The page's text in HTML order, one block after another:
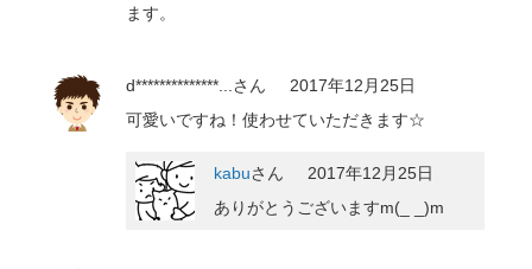
ます。
d**************...さん
2017年12月25日
可愛いですね！使わせていただきます☆
kabuさん
2017年12月25日
ありがとうございますm(_ _)m